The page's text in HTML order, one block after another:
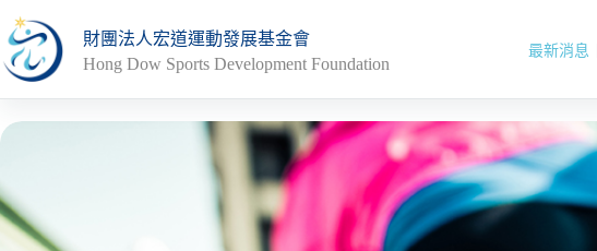
至
主
內
容
財團法人宏道運動發展基金會
Hong Dow Sports Development Foundation
最新消息